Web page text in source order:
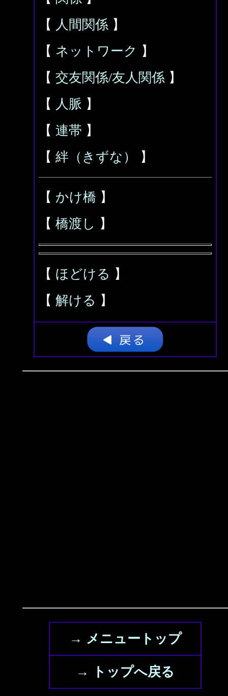
【 人間関係 】
【 ネットワーク 】
【 交友関係/友人関係 】
【 人脈 】
【 連帯 】
【 絆（きずな） 】
【 かけ橋 】
【 橋渡し 】
【 ほどける 】
【 解ける 】
→ メニュートップ
→ トップへ戻る